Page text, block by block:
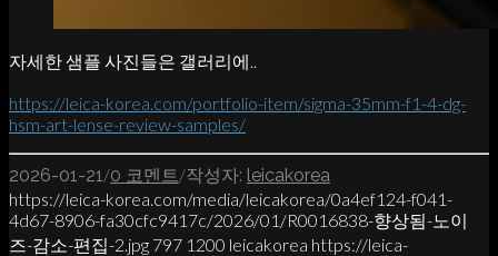
자세한 샘플 사진들은 갤러리에..
https://leica-korea.com/portfolio-item/sigma-35mm-f1-4-dg-
hsm-art-lense-review-samples/
2026-01-21 /0 코멘트 /작성자: leicakorea
https://leica-korea.com/media/leicakorea/0a4ef124-f041-
4d67-8906-fa30cfc9417c/2026/01/R0016838-향상됨-노이
즈-감소-편집-2.jpg 797 1200 leicakorea https://leica-